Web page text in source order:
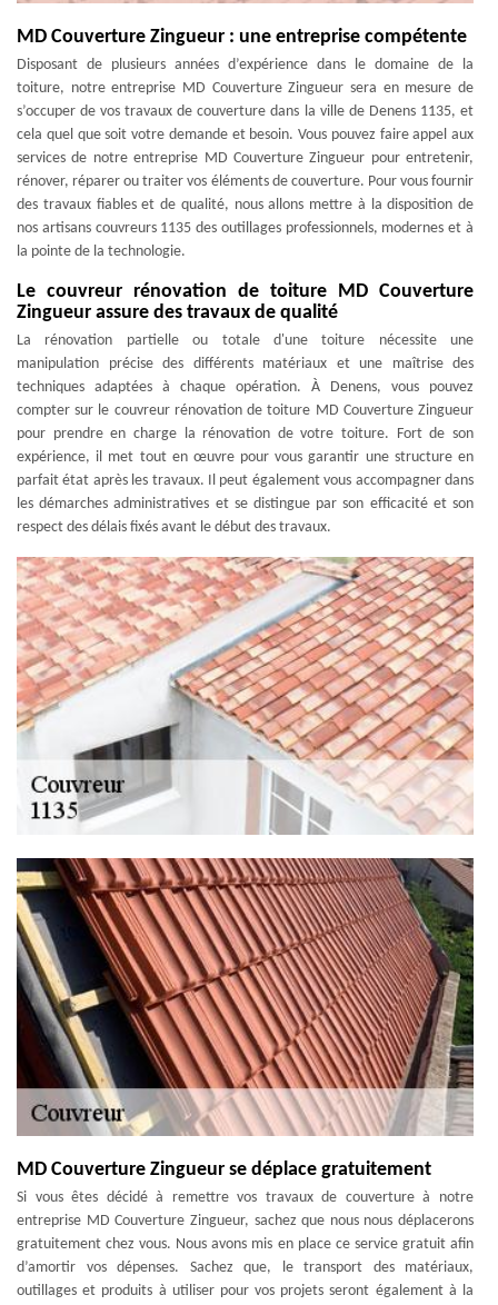
MD Couverture Zingueur : une entreprise compétente
Disposant de plusieurs années d’expérience dans le domaine de la
toiture, notre entreprise MD Couverture Zingueur sera en mesure de
s’occuper de vos travaux de couverture dans la ville de Denens 1135, et
cela quel que soit votre demande et besoin. Vous pouvez faire appel aux
services de notre entreprise MD Couverture Zingueur pour entretenir,
rénover, réparer ou traiter vos éléments de couverture. Pour vous fournir
des travaux fiables et de qualité, nous allons mettre à la disposition de
nos artisans couvreurs 1135 des outillages professionnels, modernes et à
la pointe de la technologie.
Le couvreur rénovation de toiture MD Couverture
Zingueur assure des travaux de qualité
La rénovation partielle ou totale d'une toiture nécessite une
manipulation précise des différents matériaux et une maîtrise des
techniques adaptées à chaque opération. À Denens, vous pouvez
compter sur le couvreur rénovation de toiture MD Couverture Zingueur
pour prendre en charge la rénovation de votre toiture. Fort de son
expérience, il met tout en œuvre pour vous garantir une structure en
parfait état après les travaux. Il peut également vous accompagner dans
les démarches administratives et se distingue par son efficacité et son
respect des délais fixés avant le début des travaux.
MD Couverture Zingueur se déplace gratuitement
Si vous êtes décidé à remettre vos travaux de couverture à notre
entreprise MD Couverture Zingueur, sachez que nous nous déplacerons
gratuitement chez vous. Nous avons mis en place ce service gratuit afin
d’amortir vos dépenses. Sachez que, le transport des matériaux,
outillages et produits à utiliser pour vos projets seront également à la